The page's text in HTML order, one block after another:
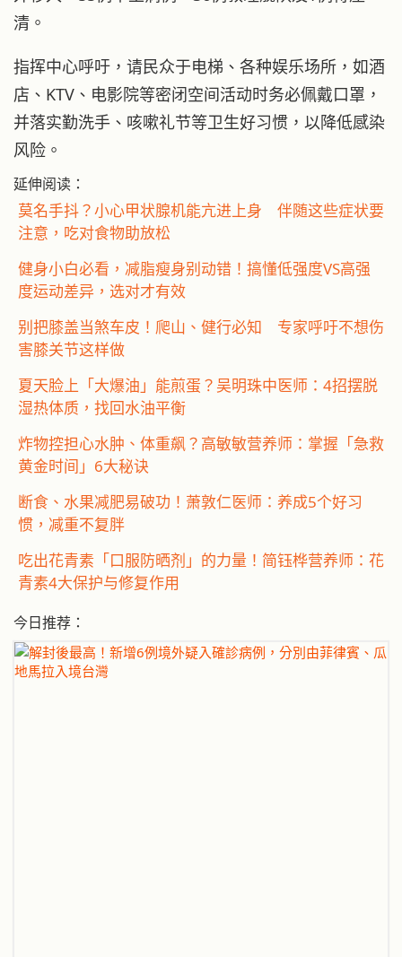
清。
指挥中心呼吁，请民众于电梯、各种娱乐场所，如酒
店、KTV、电影院等密闭空间活动时务必佩戴口罩，
并落实勤洗手、咳嗽礼节等卫生好习惯，以降低感染
风险。
延伸阅读：
莫名手抖？小心甲状腺机能亢进上身 伴随这些症状要
注意，吃对食物助放松
健身小白必看，减脂瘦身别动错！搞懂低强度VS高强
度运动差异，选对才有效
别把膝盖当煞车皮！爬山、健行必知 专家呼吁不想伤
害膝关节这样做
夏天脸上「大爆油」能煎蛋？吴明珠中医师：4招摆脱
湿热体质，找回水油平衡
炸物控担心水肿、体重飙？高敏敏营养师：掌握「急救
黄金时间」6大秘诀
断食、水果减肥易破功！萧敦仁医师：养成5个好习
惯，减重不复胖
吃出花青素「口服防晒剂」的力量！简钰桦营养师：花
青素4大保护与修复作用
今日推荐：